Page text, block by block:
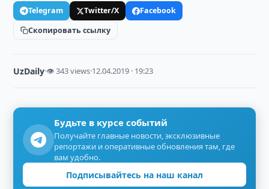
Telegram Twitter/X
Facebook
Скопировать ссылку
UzDaily·👁 343 views·12.04.2019 · 19:23
Будьте в курсе событий
Получайте главные новости, эксклюзивные
репортажи и оперативные обновления там, где
вам удобно.
Подписывайтесь на наш канал